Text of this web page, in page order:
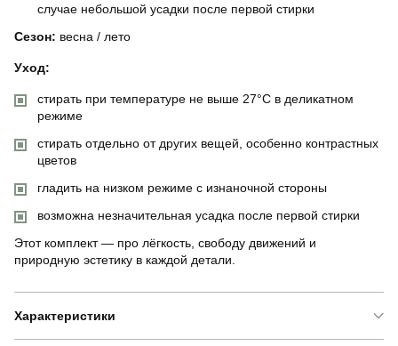
случае небольшой усадки после первой стирки
Сезон: весна / лето
Уход:
стирать при температуре не выше 27°C в деликатном
режиме
стирать отдельно от других вещей, особенно контрастных
цветов
гладить на низком режиме с изнаночной стороны
возможна незначительная усадка после первой стирки
Этот комплект — про лёгкость, свободу движений и
природную эстетику в каждой детали.
Характеристики